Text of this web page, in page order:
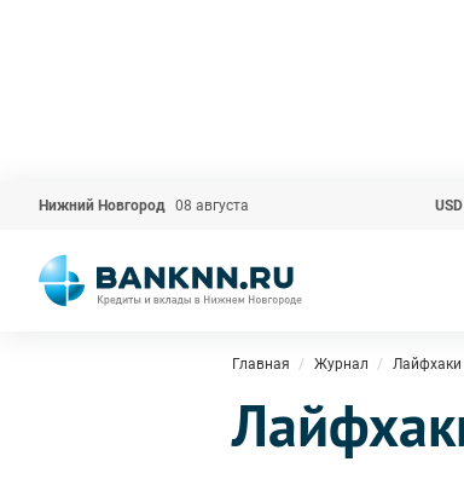
Нижний Новгород 08 августа
Главная Журнал Лайфхаки